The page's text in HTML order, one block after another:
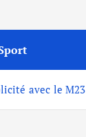
avec le M23